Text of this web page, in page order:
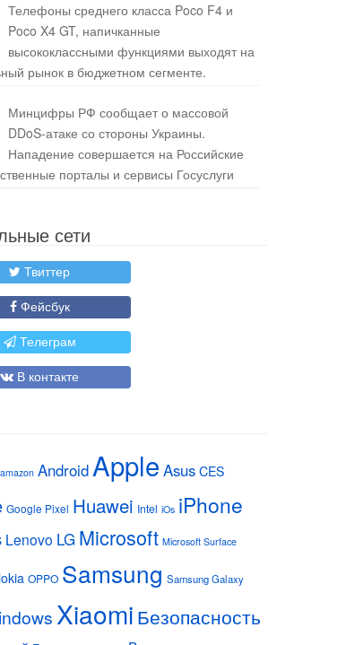
Телефоны среднего класса Poco F4 и
Poco X4 GT, напичканные
высококлассными функциями выходят на
рынок в бюджетном сегменте.
Минцифры РФ сообщает о массовой
DDoS-атаке со стороны Украины.
Нападение совершается на Российские
порталы и сервисы Госуслуги
сети
Твиттер
Фейсбук
Телеграм
В контакте
amazon Android Apple Asus CES
Google Pixel Huawei Intel iOs iPhone
Lenovo LG Microsoft Microsoft Surface
OPPO Samsung Samsung Galaxy
Xiaomi Безопасность